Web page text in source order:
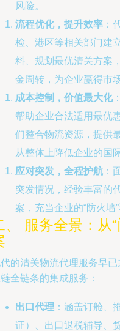
风险。
流程优化，提升效率 ：
检、港区等相关部门建
料、规划最优清关方案
金周转，为企业赢得市
成本控制，价值最大化
帮助企业合法适用最优
们整合物流资源，提供
从整体上降低企业的国
应对突发，全程护航 ：
突发情况，经验丰富的
案，充当企业的“防火墙
、 服务全景：从
的清关物流代理服务早
全链条的集成服务：
出口代理 ：涵盖订舱、
证）、出口退税辅导、